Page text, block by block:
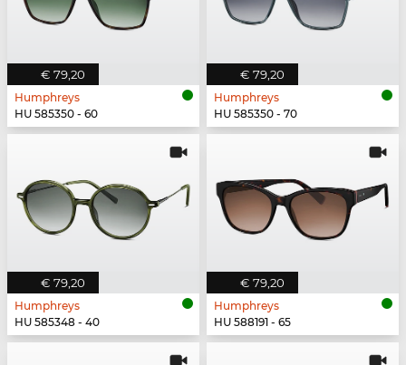
€ 79,20
Humphreys
HU 585350 - 60
€ 79,20
Humphreys
HU 585350 - 70
€ 79,20
Humphreys
HU 585348 - 40
€ 79,20
Humphreys
HU 588191 - 65